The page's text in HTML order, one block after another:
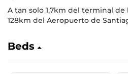
A tan solo 1,7km del terminal de
128km del Aeropuerto de
Beds